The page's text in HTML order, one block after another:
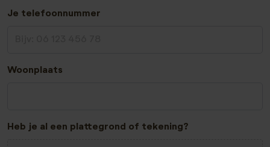
Je telefoonnummer
Woonplaats
Heb je al een plattegrond of tekening?